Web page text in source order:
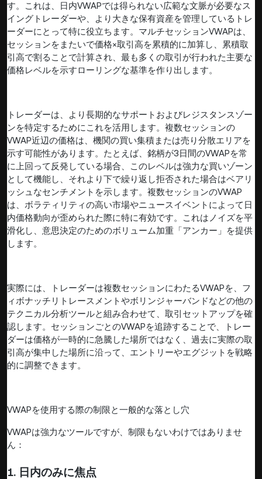
す。これは、日内VWAPでは得られない広範な文脈が必要なス
イングトレーダーや、より大きな保有資産を管理しているトレ
ーダーにとって特に役立ちます。マルチセッションVWAPは、
セッションをまたいで価格×取引高を累積的に加算し、累積取
引高で割ることで計算され、最も多くの取引が行われた主要な
価格レベルを示すローリングな基準を作り出します。
トレーダーは、より長期的なサポートおよびレジスタンスゾー
ンを特定するためにこれを活用します。複数セッションの
VWAP近辺の価格は、機関の買い集積または売り分散エリアを
示す可能性があります。たとえば、銘柄が3日間のVWAPを常
に上回って反発している場合、このレベルは強力な買いゾーン
として機能し、それより下で繰り返し拒否された場合はベアリ
ッシュなセンチメントを示します。複数セッションのVWAP
は、ボラティリティの高い市場やニュースイベントによって日
内価格動向が歪められた際に特に有効です。これはノイズを平
滑化し、意思決定のためのボリューム加重「アンカー」を提供
します。
実際には、トレーダーは複数セッションにわたるVWAPを、フ
ィボナッチリトレースメントやボリンジャーバンドなどの他の
テクニカル分析ツールと組み合わせて、取引セットアップを確
認します。セッションごとのVWAPを追跡することで、トレー
ダーは価格が一時的に急騰した場所ではなく、過去に実際の取
引高が集中した場所に沿って、エントリーやエグジットを戦略
的に調整できます。
VWAPを使用する際の制限と一般的な落とし穴
VWAPは強力なツールですが、制限もないわけではありませ
ん：
1. 日内のみに焦点